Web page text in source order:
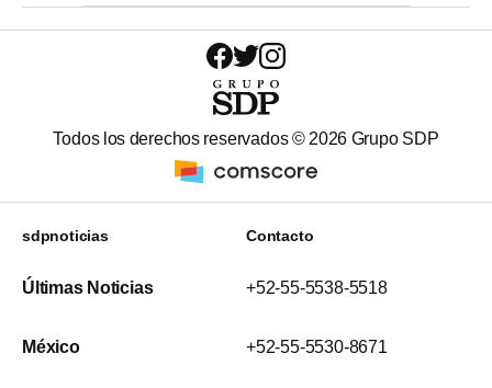
Todos los derechos reservados © 2026 Grupo SDP
sdpnoticias
Últimas Noticias
México
Contacto
+52-55-5538-5518
+52-55-5530-8671